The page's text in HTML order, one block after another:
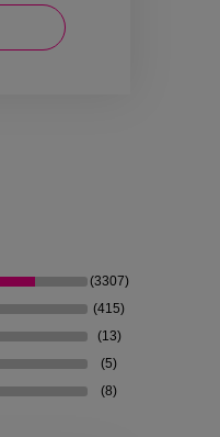
(3307)
(415)
(13)
(5)
(8)